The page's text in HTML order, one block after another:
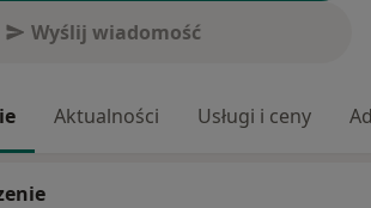
Wyślij wiadomość
Aktualności Usługi i ceny